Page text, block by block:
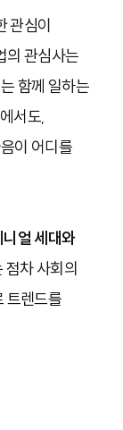
관심이
의 관심사는
함께 일하는
서도,
이 어디를
니얼 세대와
점차 사회의
트렌드를